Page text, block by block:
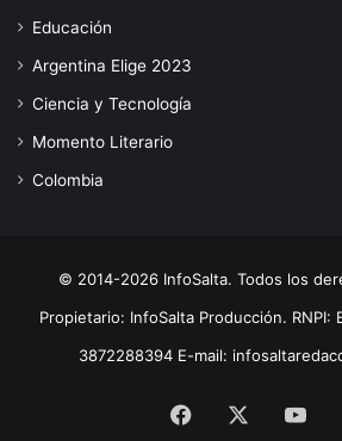
Educación
Argentina Elige 2023
Ciencia y Tecnología
Momento Literario
Colombia
© 2014-2026 InfoSalta. Todos los
Propietario: InfoSalta Producción. RNPI:
3872288394 E-mail:
Facebook